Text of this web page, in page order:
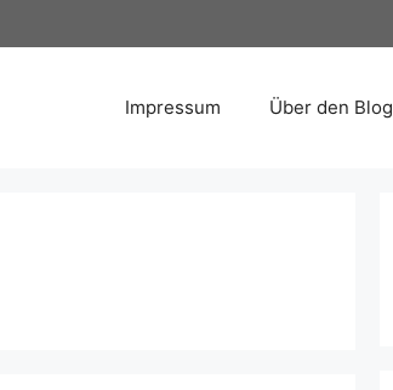
Impressum Über den Blog